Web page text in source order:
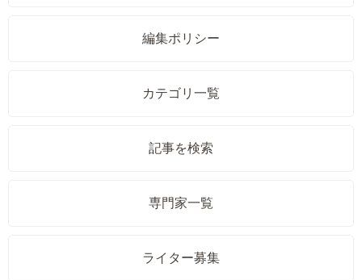
編集ポリシー
カテゴリ一覧
記事を検索
専門家一覧
ライター募集